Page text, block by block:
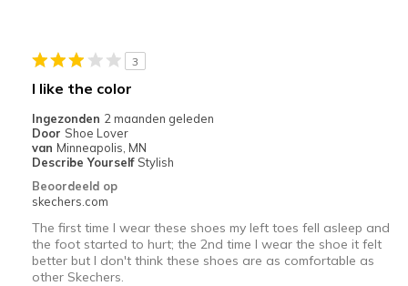
View On Shoes
I'm Into Shoes
3
I like the color
Ingezonden 2 maanden geleden
Door Shoe Lover
van Minneapolis, MN
Describe Yourself Stylish
Beoordeeld op
skechers.com
The first time I wear these shoes my left toes fell asleep and
the foot started to hurt; the 2nd time I wear the shoe it felt
better but I don't think these shoes are as comfortable as
other Skechers.